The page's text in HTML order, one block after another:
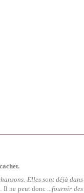
Elles sont déjà
Il ne peut donc...fournir